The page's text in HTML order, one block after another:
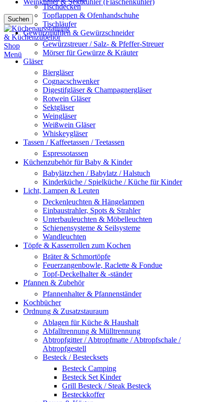
Weinkühler & Sektkühler (Flaschenkühler)
Suchen
Menü
Tischdecken
Topflappen & Ofenhandschuhe
Tischläufer
Gewürzmühlen & Gewürzschneider
Gewürzstreuer / Salz- & Pfeffer-Streuer
Mörser für Gewürze & Kräuter
Gläser
Biergläser
Cognacschwenker
Digestifgläser & Champagnergläser
Rotwein Gläser
Sektgläser
Weingläser
Weißwein Gläser
Whiskeygläser
Tassen / Kaffeetassen / Teetassen
Espressotassen
Küchenzubehör für Baby & Kinder
Babylätzchen / Babylatz / Halstuch
Kinderküche / Spielküche / Küche für Kinder
Licht, Lampen & Leuten
Deckenleuchten & Hängelampen
Einbaustrahler, Spots & Strahler
Unterbauleuchten & Möbelleuchten
Schienensysteme & Seilsysteme
Wandleuchten
Töpfe & Kasserrollen zum Kochen
Bräter & Schmortöpfe
Feuerzangenbowle, Raclette & Fondue
Topf-Deckelhalter & -ständer
Pfannen & Zubehör
Pfannenhalter & Pfannenständer
Kochbücher
Ordnung & Zusatzstauraum
Ablagen für Küche & Haushalt
Abfalltrennung & Mülltrennung
Abtropfgitter / Abtropfmatte / Abtropfschale /
Abtropfgestell
Besteck / Bestecksets
Besteck Camping
Besteck Set Kinder
Grill Besteck / Steak Besteck
Besteckkoffer